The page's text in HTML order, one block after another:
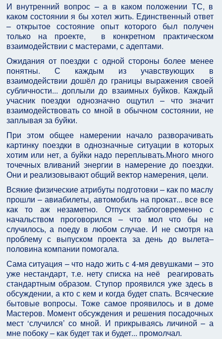
И внутренний вопрос – а в каком положении ТС, в
каком состоянии я бы хотел жить. Единственный ответ
– открытое состояние опыт которого был получен
только на проекте, в конкретном практическом
взаимодействии с мастерами, с адептами.
Ожидания от поездки с одной стороны более менее
понятны. С каждым из учавствующих в
взаимодействии дошёл до границы выражения своей
субличности... доплыли до взаимных буйков. Каждый
учасник поездки однозначно ощутил – что значит
взаимодействовать со мной в обычном состоянии, не
заплывая за буйки.
При этом общее намерении начало разворачивать
картинку поездки в однозначные ситуации в которых
хотим или нет, а буйки надо переплывать.Много много
точечных вливаний энергии в намерение до поездки.
Они и реализовывают общий вектор намерения, цели.
Всякие физические атрибуты подготовки – как по маслу
прошли – авиабилеты, автомобиль на прокат... все все
как то аж незаметно. Отпуск заблоговременно с
начальством проговорился – что мол что бы не
случилось, а поеду в любом случае. И не смотря на
проблему с выпуском проекта за день до вылета–
половина компании помогала.
Сама ситуация – что надо жить с 4-мя девушками – это
уже нестандарт, т.е. нету списка на неё реагировать
стандартным образом. Ступор проявился уже здесь в
обсуждении, а кто с кем и когда будет спать. Всяческие
бытовые вопросы. Тоже самое проявилось и в доме
Мастеров. Момент обсуждения и решения посадочных
мест ‘случился’ со мной. И прикрываясь личиной – а
мне побоку – как будет так и будет... промолчал.